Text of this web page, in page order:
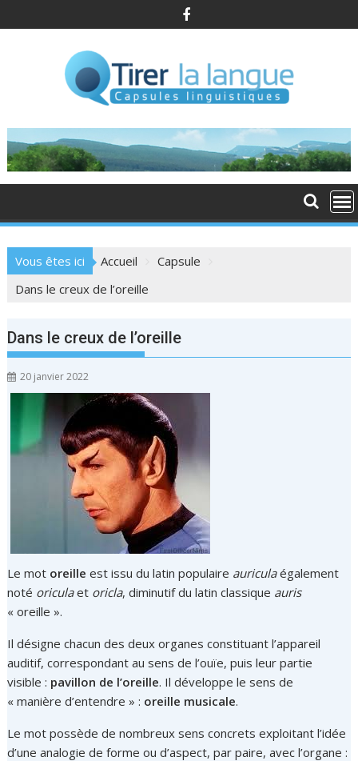
k
t
n
Vous êtes ici
Accueil
Capsule
Dans le creux de l’oreille
Dans le creux de l’oreille
20 janvier 2022
Le mot oreille est issu du latin populaire auriculaégalement
noté oriculaet oricla, diminutif du latin classique auris
« oreille ».
Il désigne chacun des deux organes constituant l’appareil
auditif, correspondant au sens de l’ouïe, puis leur partie
visible : pavillon de l’oreille. Il développe le sens de
« manière d’entendre » : oreille musicale.
Le mot possède de nombreux sens concrets exploitant l’idée
d’une analogie de forme ou d’aspect, par paire, avec l’organe :